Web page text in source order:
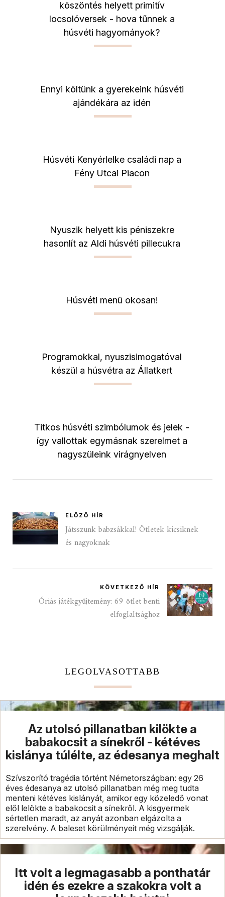
köszöntés helyett primitív
locsolóversek - hova tűnnek a
húsvéti hagyományok?
Ennyi költünk a gyerekeink húsvéti
ajándékára az idén
Húsvéti Kenyérlelke családi nap a
Fény Utcai Piacon
Nyuszik helyett kis péniszekre
hasonlít az Aldi húsvéti pillecukra
Húsvéti menü okosan!
Programokkal, nyuszisimogatóval
készül a húsvétra az Állatkert
Titkos húsvéti szimbólumok és jelek -
így vallottak egymásnak szerelmet a
nagyszüleink virágnyelven
ELŐZŐ HÍR
Játsszunk babzsákkal! Ötletek kicsiknek
és nagyoknak
KÖVETKEZŐ HÍR
Óriás játékgyűjtemény: 69 ötlet benti
elfoglaltsághoz
LEGOLVASOTTABB
Az utolsó pillanatban kilökte a
babakocsit a sínekről - kétéves
kislánya túlélte, az édesanya meghalt
Szívszorító tragédia történt Németországban: egy 26
éves édesanya az utolsó pillanatban még meg tudta
menteni kétéves kislányát, amikor egy közeledő vonat
elől lelökte a babakocsit a sínekről. A kisgyermek
sértetlen maradt, az anyát azonban elgázolta a
szerelvény. A baleset körülményeit még vizsgálják.
Itt volt a legmagasabb a ponthatár
idén és ezekre a szakokra volt a